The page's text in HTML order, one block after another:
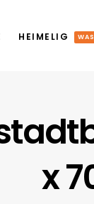
HEIMELIG
x